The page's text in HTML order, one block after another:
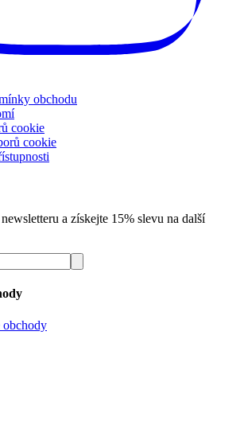
obchodu
cookie
cookie
a získejte 15% slevu na další
obchody